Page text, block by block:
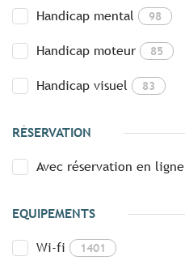
Handicap mental 98
Handicap moteur 85
Handicap visuel 83
RÉSERVATION
Avec réservation en ligne
EQUIPEMENTS
Wi-fi 1401